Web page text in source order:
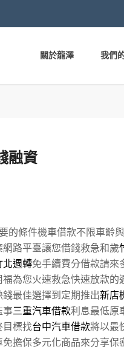
關於龍澤 我們
融資
的條件機車借款不限車齡
路平臺讓您借錢救急和歲
北週轉免手續費分借款請來
為您火速救急快速放款的
最佳選擇到定期推出新店
事三重汽車借款利息最低原
目標找台中汽車借款將以最
免擔保多元化商品來分享